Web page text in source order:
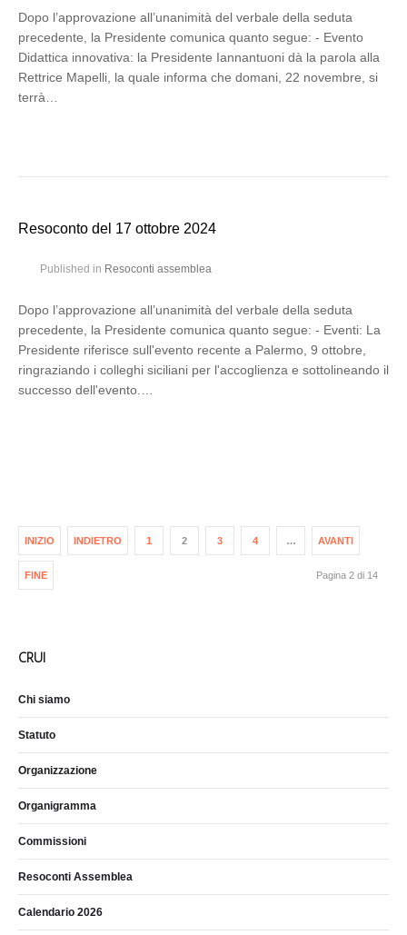
Dopo l’approvazione all’unanimità del verbale della seduta
precedente, la Presidente comunica quanto segue: - Evento
Didattica innovativa: la Presidente Iannantuoni dà la parola alla
Rettrice Mapelli, la quale informa che domani, 22 novembre, si
terrà…
Resoconto del 17 ottobre 2024
Published in Resoconti assemblea
Dopo l’approvazione all’unanimità del verbale della seduta
precedente, la Presidente comunica quanto segue: - Eventi: La
Presidente riferisce sull'evento recente a Palermo, 9 ottobre,
ringraziando i colleghi siciliani per l'accoglienza e sottolineando il
successo dell'evento.…
INIZIO INDIETRO 1 2 3 4 … AVANTI
FINE Pagina 2 di 14
CRUI
Chi siamo
Statuto
Organizzazione
Organigramma
Commissioni
Resoconti Assemblea
Calendario 2026